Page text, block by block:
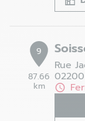
9
87.66
km
Rue